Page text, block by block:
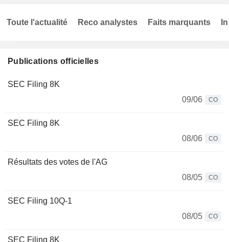
Publications officielles
SEC Filing 8K
09/06
CO
SEC Filing 8K
08/06
CO
Résultats des votes de l'AG
08/05
CO
SEC Filing 10Q-1
08/05
CO
SEC Filing 8K
Toute l'actualité Reco analystes Faits marquants